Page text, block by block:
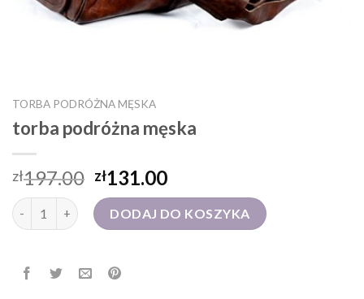
TORBA PODRÓŻNA MĘSKA
torba podróżna męska
zł197.00 zł131.00
ilość torba podróżna męskaDODAJ DO KOSZYKA